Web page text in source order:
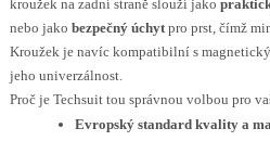
kroužek na zadní straně slouží jako
nebo jako bezpečný úchytpro prst, čímž
Kroužek je navíc kompatibilní s
jeho univerzálnost.
Proč je Techsuit tou správnou volbou pro
Evropský standard kvality a